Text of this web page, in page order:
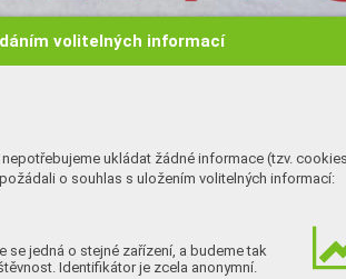
volitelných informací
ukládat žádné informace (tzv.
o souhlas s uložením volitelných informací:
se jedná o stejné zařízení, a budeme tak
Identifikátor je zcela anonymní.